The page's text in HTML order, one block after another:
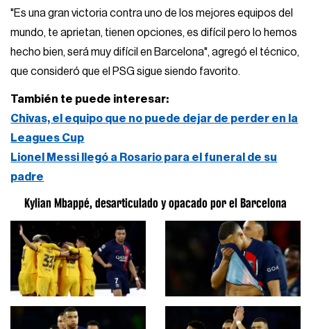
"Es una gran victoria contra uno de los mejores equipos del
mundo, te aprietan, tienen opciones, es difícil pero lo hemos
hecho bien, será muy difícil en Barcelona", agregó el técnico,
que consideró que el PSG sigue siendo favorito.
También te puede interesar:
Chivas, el equipo que no puede dejar de perder en la
Leagues Cup
Lionel Messi llegó a Rosario para el funeral de su
padre
Kylian Mbappé, desarticulado y opacado por el Barcelona